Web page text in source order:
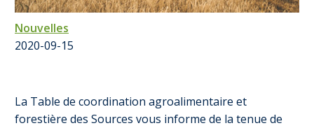
Nouvelles
2020-09-15
La Table de coordination agroalimentaire et
forestière des Sources vous informe de la tenue de